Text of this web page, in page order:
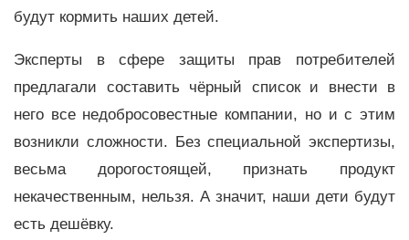
будут кормить наших детей.
Эксперты в сфере защиты прав потребителей
предлагали составить чёрный список и внести в
него все недобросовестные компании, но и с этим
возникли сложности. Без специальной экспертизы,
весьма дорогостоящей, признать продукт
некачественным, нельзя. А значит, наши дети будут
есть дешёвку.